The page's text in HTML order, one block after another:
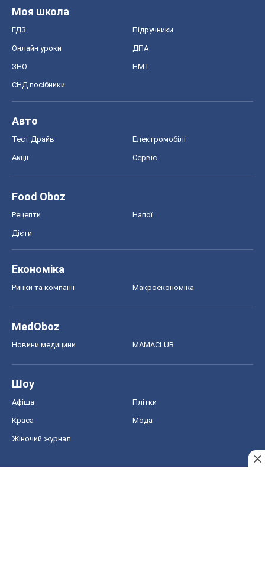
Моя школа
ГДЗ Підручники
Онлайн уроки ДПА
ЗНО НМТ
СНД посібники
Авто
Тест Драйв Електромобілі
Акції Сервіс
Food Oboz
Рецепти Напої
Дієти
Економіка
Ринки та компанії Макроекономіка
MedOboz
Новини медицини MAMACLUB
Шоу
Афіша Плітки
Краса Мода
Жіночий журнал